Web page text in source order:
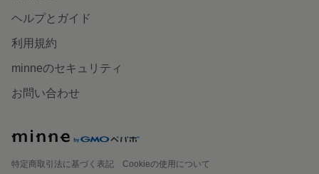
ヘルプとガイド
利用規約
minneのセキュリティ
お問い合わせ
特定商取引法に基づく表記
Cookieの使用について